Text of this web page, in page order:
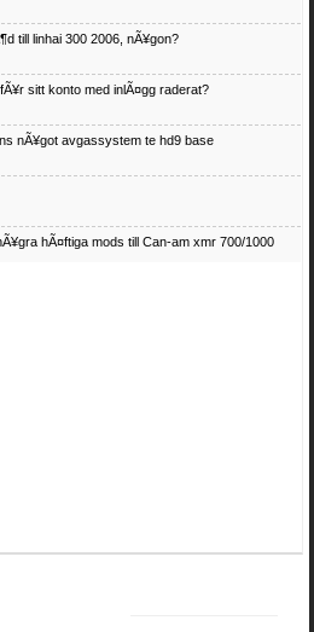
till linhai 300 2006, nÃ¥gon?
sitt konto med inlÃ¤gg raderat?
nÃ¥got avgassystem te hd9 base
hÃ¤ftiga mods till Can-am xmr 700/1000
fyrhjulingar. Jag betalar bra och du kan nÃ¥ mig
ifall du har en som du vill sÃ¤lja
begÃ¤ra fÃ¶r en Honda TRX 350 FE 2005
500 EFI
fyrhjulingar. Jag betalar bra och du kan nÃÂ¥